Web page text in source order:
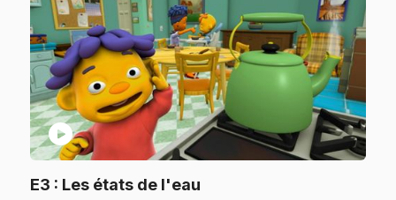
play_circle
E3 : Les états de l'eau